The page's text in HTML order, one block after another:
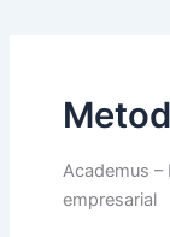
Academus
empresarial